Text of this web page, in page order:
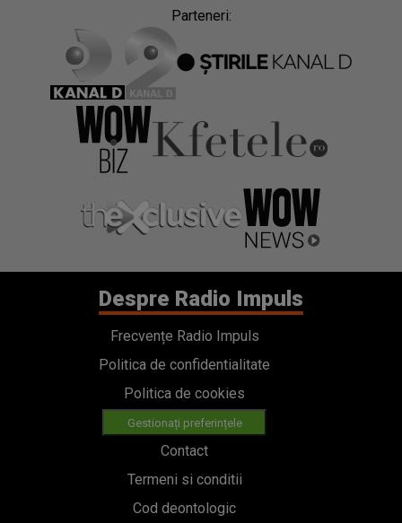
Parteneri:
Despre Radio Impuls
Frecvențe Radio Impuls
Politica de confidentialitate
Politica de cookies
Gestionați preferințele
Contact
Termeni si conditii
Cod deontologic